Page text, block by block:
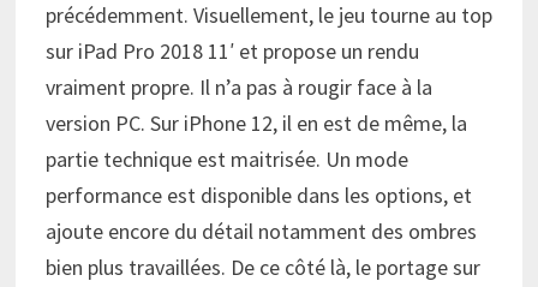
précédemment. Visuellement, le jeu tourne au top
sur iPad Pro 2018 11′ et propose un rendu
vraiment propre. Il n’a pas à rougir face à la
version PC. Sur iPhone 12, il en est de même, la
partie technique est maitrisée. Un mode
performance est disponible dans les options, et
ajoute encore du détail notamment des ombres
bien plus travaillées. De ce côté là, le portage sur